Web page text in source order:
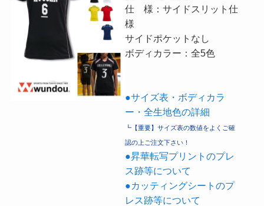
仕 様：サイドスリット仕
様
サイドポケットなし
ボディカラー：全5色
●サイズ表・ボディカラ
ー・全生地色の詳細
┗【重要】サイズ表の数値をよくご確
認の上ご注文下さい！
●昇華転写プリントのプレ
ス跡等について
●カッティングシートのプ
レス跡等について